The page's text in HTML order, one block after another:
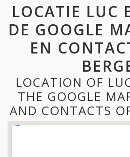
LOCATIE LUC
DE GOOGLE
EN
LOCATION OF
THE GOOGLE
AND CONTACTS